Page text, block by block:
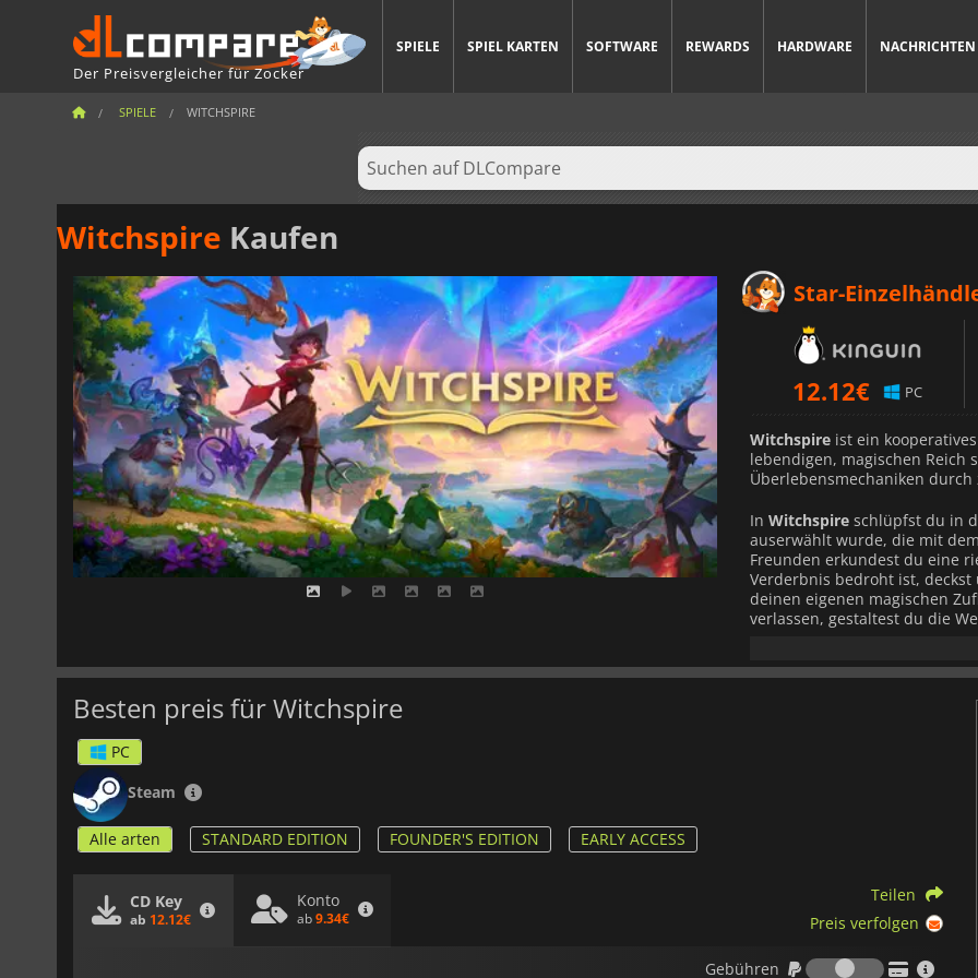
Der Preisvergleicher für Zocker
SPIELE SPIEL KARTEN SOFTWARE REWARDS HARDWARE NACHRICHTEN
SPIELE WITCHSPIRE
Witchspire Kaufen
Star-
12.12€ PC
Witchspire ist ein
lebendigen, magischen
Überlebensmechaniken
In Witchspire schlüpfst du in
auserwählt wurde, die mit
Freunden erkundest du eine
Verderbnis bedroht ist,
deinen eigenen magischen
verlassen, gestaltest du die
verteidigen.
mithilfe magischer
anstatt starre
verzweigte Fertigkeitspfade,
Handwerkssystem
Besten preis für Witchspire
PC
Steam
Alle arten STANDARD EDITION FOUNDER'S EDITION EARLY ACCESS
CD Key
ab 12.12€
Konto
ab9.34€
Teilen
Preis verfolgen
Gebühren
Gebühren